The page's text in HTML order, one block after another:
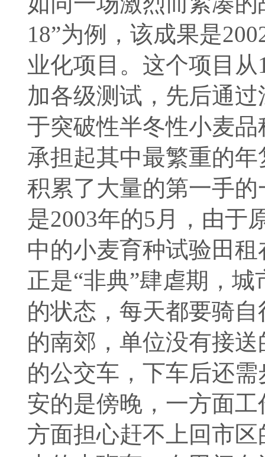
18”为例，该成果是
业化项目。这个项目
加各级测试，先后通
于突破性半冬性小麦
承担起其中最繁重的
积累了大量的第一手
是2003年的5月，由于
中的小麦育种试验田
正是“非典”肆虐期，
的状态，每天都要骑
的南郊，单位没有接
的公交车，下车后还
安的是傍晚，一方面
方面担心赶不上回市